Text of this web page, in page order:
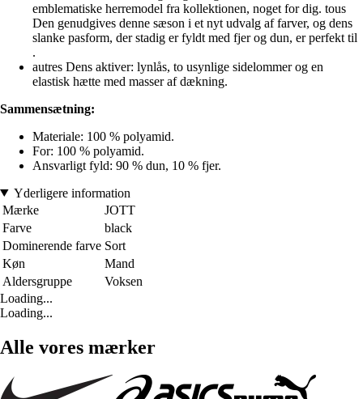
emblematiske herremodel fra kollektionen, noget for dig. tous
Den genudgives denne sæson i et nyt udvalg af farver, og dens
slanke pasform, der stadig er fyldt med fjer og dun, er perfekt til
.
autres Dens aktiver: lynlås, to usynlige sidelommer og en
elastisk hætte med masser af dækning.
Sammensætning:
Materiale: 100 % polyamid.
For: 100 % polyamid.
Ansvarligt fyld: 90 % dun, 10 % fjer.
Yderligere information
Mærke
JOTT
Farve
black
Dominerende farve Sort
Køn
Mand
Aldersgruppe
Voksen
Loading...
Loading...
Alle vores mærker